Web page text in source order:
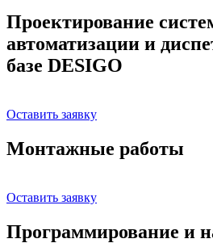
Проектирование
автоматизации и
базе DESIGO
Оставить заявку
Монтажные работы
Оставить заявку
Программирование и